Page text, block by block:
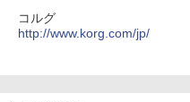
コルグ
http://www.korg.com/jp/